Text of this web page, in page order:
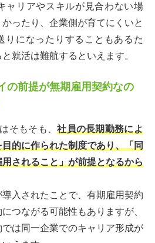
ャリアやスキルが見合わない場
ったり、企業側が育てにくいと
りになったりすることもあるた
就活は難航するといえます。
の前提が無期雇用契約なの
そもそも、社員の長期勤務によ
的に作られた制度であり、「同
されること」が前提となるから
入されたことで、有期雇用契約
つながる可能性もありますが、
は同一企業でのキャリア形成が